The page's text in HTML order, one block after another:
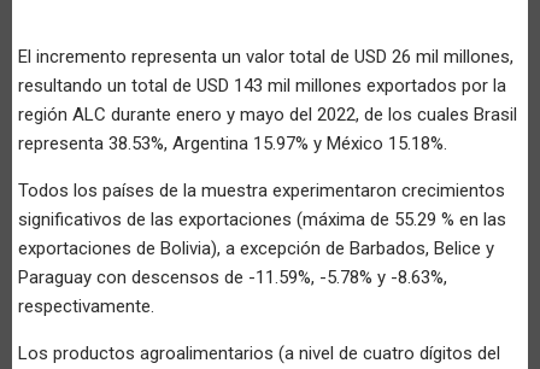
El incremento representa un valor total de USD 26 mil millones,
resultando un total de USD 143 mil millones exportados por la
región ALC durante enero y mayo del 2022, de los cuales Brasil
representa 38.53%, Argentina 15.97% y México 15.18%.
Todos los países de la muestra experimentaron crecimientos
significativos de las exportaciones (máxima de 55.29 % en las
exportaciones de Bolivia), a excepción de Barbados, Belice y
Paraguay con descensos de -11.59%, -5.78% y -8.63%,
respectivamente.
Los productos agroalimentarios (a nivel de cuatro dígitos del